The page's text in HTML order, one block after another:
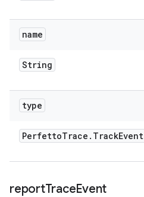
name
String
type
PerfettoTrace . TrackEvent
reportTraceEvent